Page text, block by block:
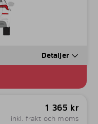
Detaljer
1 365 kr
inkl. frakt och moms